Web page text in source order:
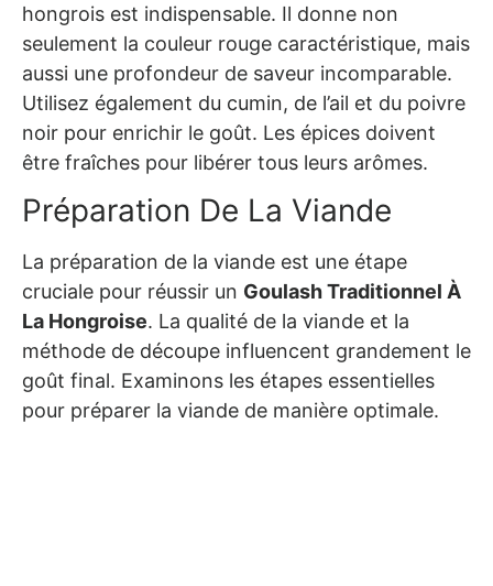
hongrois est indispensable. Il donne non
seulement la couleur rouge caractéristique, mais
aussi une profondeur de saveur incomparable.
Utilisez également du cumin, de l’ail et du poivre
noir pour enrichir le goût. Les épices doivent
être fraîches pour libérer tous leurs arômes.
Préparation De La Viande
La préparation de la viande est une étape
cruciale pour réussir un Goulash Traditionnel À
La Hongroise. La qualité de la viande et la
méthode de découpe influencent grandement le
goût final. Examinons les étapes essentielles
pour préparer la viande de manière optimale.